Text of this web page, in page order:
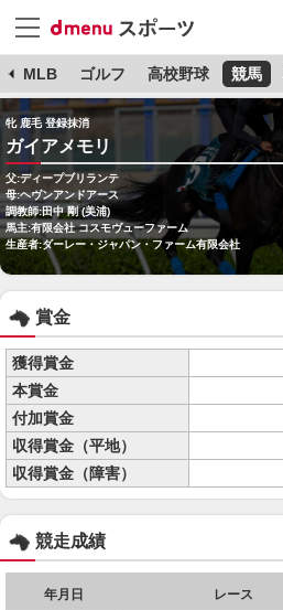
MLB ゴルフ 高校野球 競馬
牝 鹿毛 登録抹消
ガイアメモリ
父:ディープブリランテ
母:ヘヴンアンドアース
調教師:田中 剛 (美浦)
馬主:有限会社 コスモヴューファーム
生産者:ダーレー・ジャパン・ファーム有限会社
賞金
獲得賞金
本賞金
付加賞金
収得賞金（平地）
収得賞金（障害）
競走成績
年月日 レース